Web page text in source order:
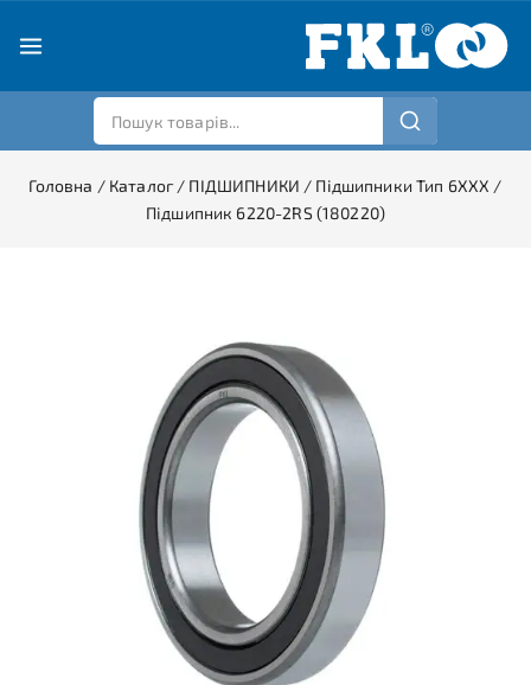
Головна / Каталог / ПІДШИПНИКИ / Підшипники Тип 6XXX /
Підшипник 6220-2RS (180220)